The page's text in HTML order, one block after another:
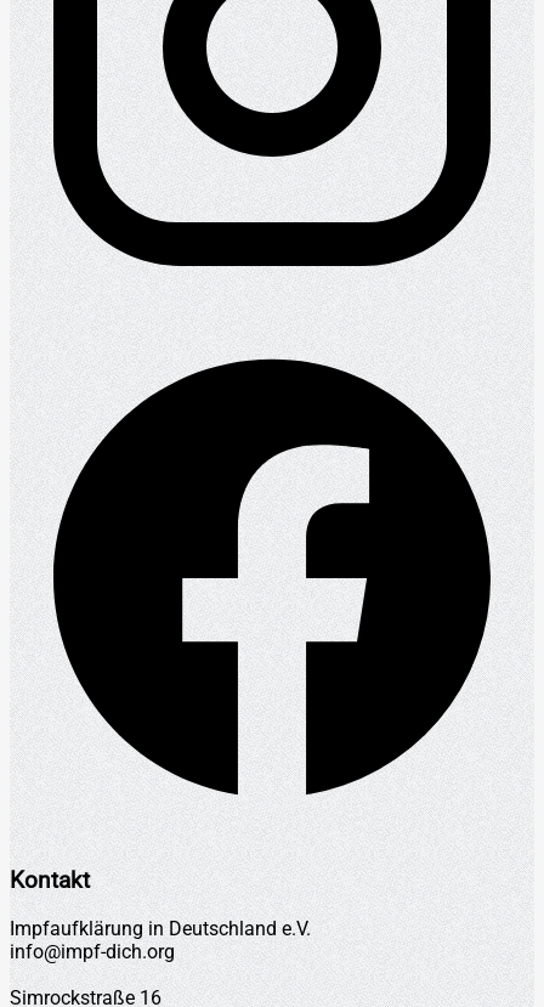
Kontakt
Impfaufklärung in Deutschland e.V.
info@impf-dich.org
Simrockstraße 16